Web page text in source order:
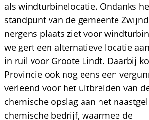
als windturbinelocatie. Ondanks
standpunt van de gemeente
nergens plaats ziet voor
weigert een alternatieve locatie
in ruil voor Groote Lindt. Daarbij
Provincie ook nog eens een
verleend voor het uitbreiden van
chemische opslag aan het
chemische bedrijf, waarmee de